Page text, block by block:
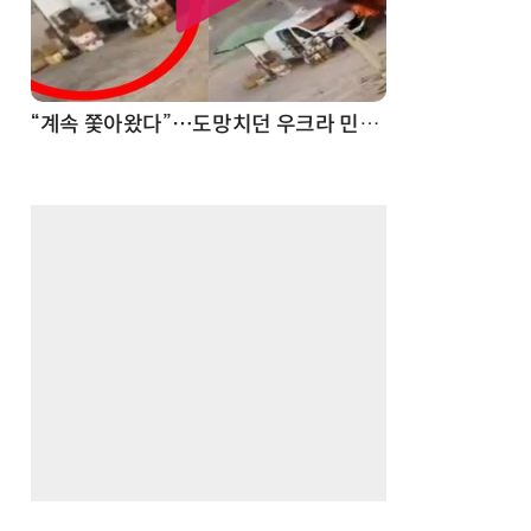
“계속 쫓아왔다”…도망치던 우크라 민간인 공격한 러 자폭 드론